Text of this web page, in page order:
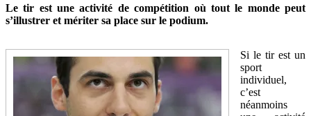
Le tir est une activité de compétition où tout le monde peut
s’illustrer et mériter sa place sur le podium.
Si le tir est un
sport
individuel,
c’est
néanmoins